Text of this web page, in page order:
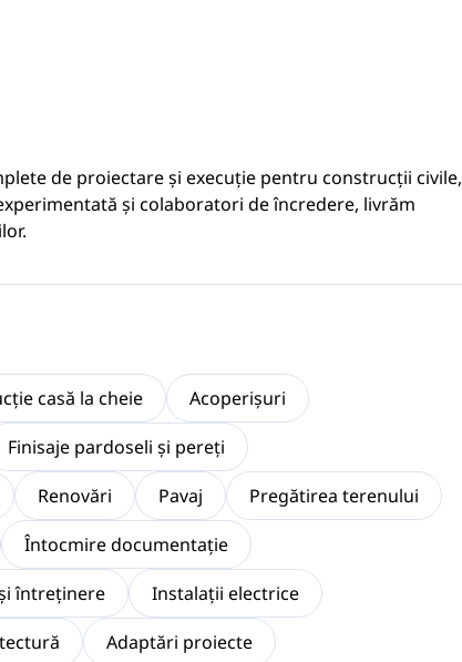
de proiectare și execuție pentru construcții civile,
și colaboratori de încredere, livrăm
casă la cheie
Acoperișuri
Finisaje pardoseli și pereți
Renovări Pavaj
Pregătirea terenului
Întocmire documentaţie
întreținere
Instalaţii electrice
Adaptări proiecte